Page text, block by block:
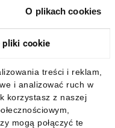
O plikach cookies
pliki cookie
treści i reklam,
i analizować ruch w
korzystasz z naszej
mogą połączyć te